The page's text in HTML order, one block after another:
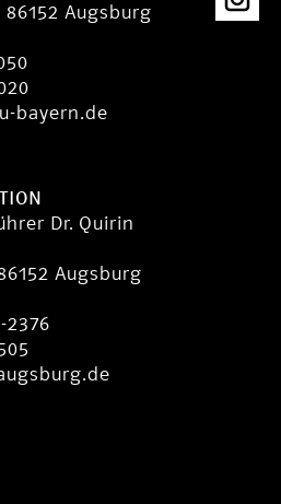
Augsburg
bayern.de
Dr. Quirin
Augsburg
2376